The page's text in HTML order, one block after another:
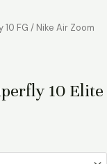
10 FG / Nike Air Zoom
10 Elite